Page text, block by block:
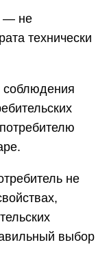
— не
технически
соблюдения
не
выбор